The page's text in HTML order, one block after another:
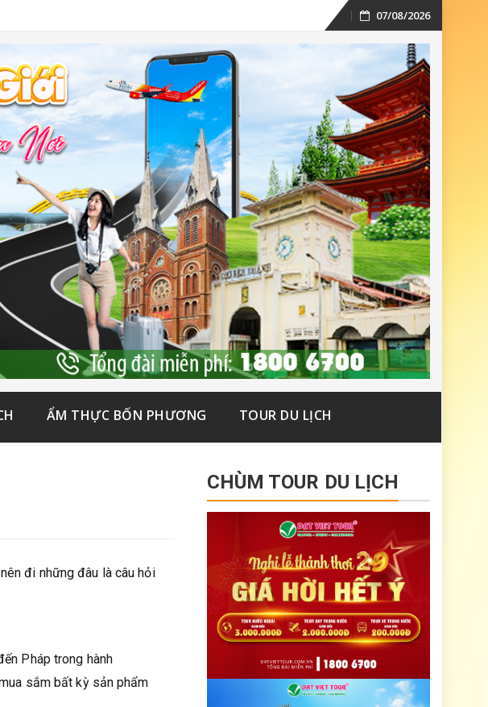
Skip
content
07/08/2026
ẨM THỰC BỐN PHƯƠNG TOUR DU LỊCH
đi những đâu là câu hỏi
Pháp trong hành
sắm bất kỳ sản phẩm
CHÙM TOUR DU LỊCH